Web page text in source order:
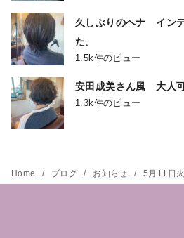
久しぶりのヘナ イン
た。
1.5k件のビュー
安田成美さん風 大人
1.3k件のビュー
Home ブログ お知らせ 5月11